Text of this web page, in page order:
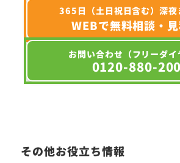
365日（土日祝日含む）深夜
WEBで無料相談・見
お問い合わせ（フリーダイ
0120-880-200
その他お役立ち情報